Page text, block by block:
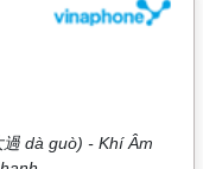
dà guò) - Khí Âm